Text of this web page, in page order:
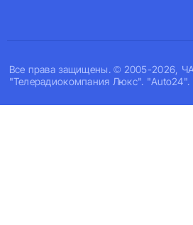
Все права защищены. © 2005-2026,
"Телерадиокомпания Люкс". "Auto24".